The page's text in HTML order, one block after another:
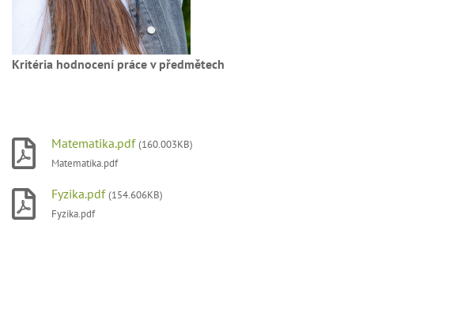
Kritéria hodnocení práce v předmětech
Matematika.pdf (160.003KB)
Matematika.pdf
Fyzika.pdf (154.606KB)
Fyzika.pdf